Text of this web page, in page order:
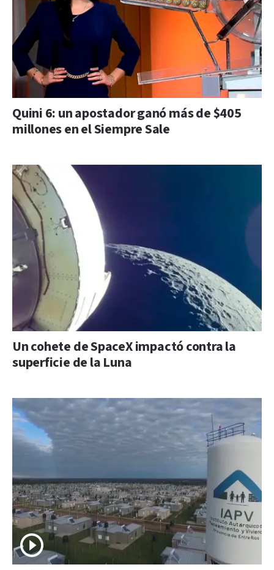
Quini 6: un apostador ganó más de $405
millones en el Siempre Sale
Un cohete de SpaceX impactó contra la
superficie de la Luna